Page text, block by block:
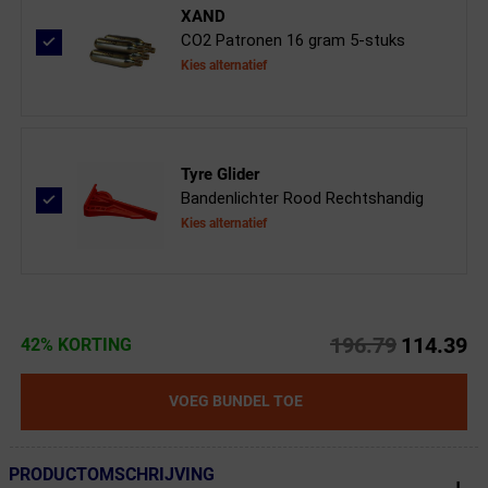
XAND
CO2 Patronen 16 gram 5-stuks
Kies alternatief
Tyre Glider
Bandenlichter Rood Rechtshandig
Kies alternatief
42% KORTING 196.79 114.39
VOEG BUNDEL TOE
← Terug naar productnavigatie
PRODUCTOMSCHRIJVING